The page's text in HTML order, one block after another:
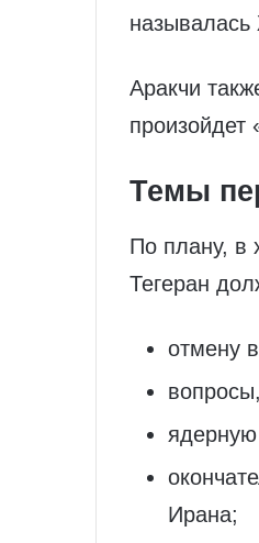
Аракчи
произойдет
Темы
По плану, в
Тегеран
отмену
Ирана;